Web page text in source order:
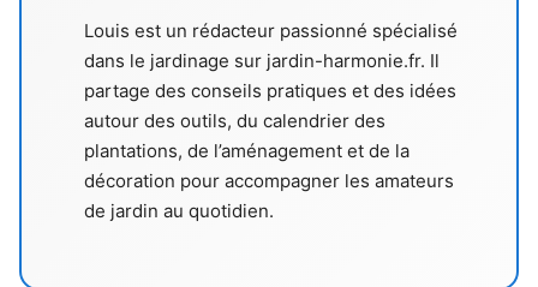
Louis est un rédacteur passionné spécialisé
dans le jardinage sur jardin-harmonie.fr. Il
partage des conseils pratiques et des idées
autour des outils, du calendrier des
plantations, de l’aménagement et de la
décoration pour accompagner les amateurs
de jardin au quotidien.